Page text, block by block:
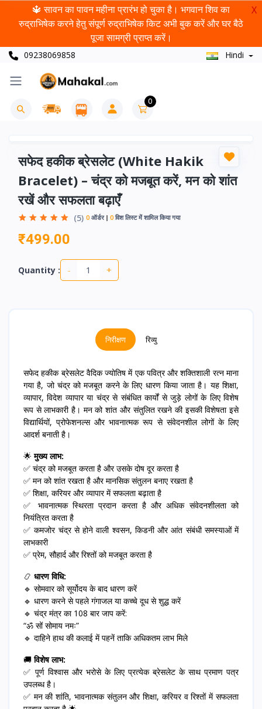
🔱 सावन का पावन महीना प्रारंभ हो चुका है। भगवान शिव का
रुद्राभिषेक करने हेतु संपूर्ण रुद्राभिषेक किट अभी बुक करें और घर बैठे
पूजा सामग्री प्राप्त करें।
X
09238069858 Hindi
0
सफेद हकीक ब्रेसलेट (White Hakik
Bracelet) – चंद्र को मजबूत करें, मन को शांत
रखें और सफलता बढ़ाएँ
(5) 0 ऑर्डर 0 विश लिस्ट में शामिल किया गया
₹499.00
Quantity : - +
निरीक्षण रिव्यु
सफेद हकीक ब्रेसलेट वैदिक ज्योतिष में एक पवित्र और शक्तिशाली रत्न माना
गया है, जो चंद्र को मजबूत करने के लिए धारण किया जाता है। यह शिक्षा,
व्यापार, विदेश व्यापार या चंद्र से संबंधित कार्यों से जुड़े लोगों के लिए विशेष
रूप से लाभकारी है। मन को शांत और संतुलित रखने की इसकी विशेषता इसे
विद्यार्थियों, प्रोफेशनल्स और भावनात्मक रूप से संवेदनशील लोगों के लिए
आदर्श बनाती है।
🌟मुख्य लाभ:
✅ चंद्र को मजबूत करता है और उसके दोष दूर करता है
✅ मन को शांत रखता है और मानसिक संतुलन बनाए रखता है
✅ शिक्षा, करियर और व्यापार में सफलता बढ़ाता है
✅ भावनात्मक स्थिरता प्रदान करता है और अधिक संवेदनशीलता को
नियंत्रित करता है
✅ कमजोर चंद्र से होने वाली श्वसन, किडनी और आंत संबंधी समस्याओं में
लाभकारी
✅ प्रेम, सौहार्द और रिश्तों को मजबूत करता है
📿 धारण विधि:
🔹 सोमवार को सूर्योदय के बाद धारण करें
🔹 धारण करने से पहले गंगाजल या कच्चे दूध से शुद्ध करें
🔹 चंद्र मंत्र का 108 बार जाप करें:
“ॐ सों सोमाय नमः”
🔹 दाहिने हाथ की कलाई में पहनें ताकि अधिकतम लाभ मिले
🚚विशेष लाभ:
✅ पूर्ण विश्वास और भरोसे के लिए प्रत्येक ब्रेसलेट के साथ प्रमाण पत्र
उपलब्ध है।
✅ मन की शांति, भावनात्मक संतुलन और शिक्षा, करियर व रिश्तों में सफलता